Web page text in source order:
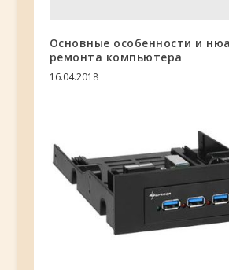
Основные особенности и
ремонта компьютера
16.04.2018